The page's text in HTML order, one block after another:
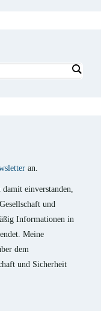
an.
einverstanden,
und
Informationen in
Meine
dem
und Sicherheit